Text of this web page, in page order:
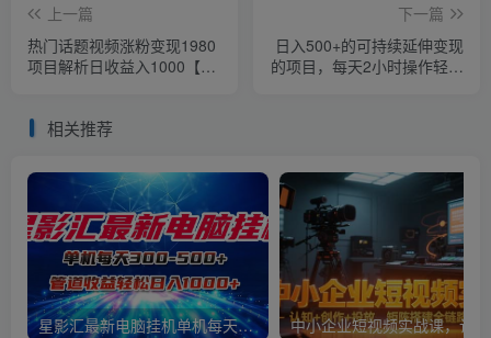
上一篇
热门话题视频涨粉变现1980
项目解析日收益入1000【仅
下一篇
日入500+的可持续延伸变现
的项目，每天2小时操作轻松
相关推荐
星影汇最新电脑挂机单机每天300+团队管道收益轻松日入1000+